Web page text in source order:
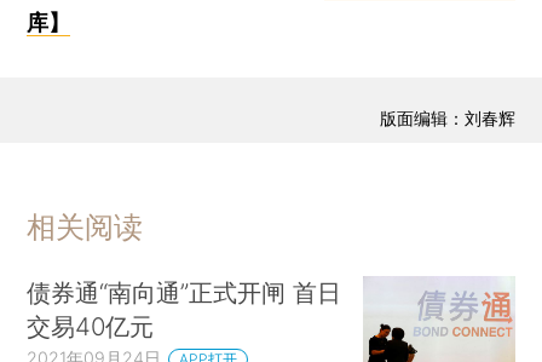
库】
版面编辑：刘春辉
相关阅读
债券通“南向通”正式开闸 首日
交易40亿元
2021年09月24日